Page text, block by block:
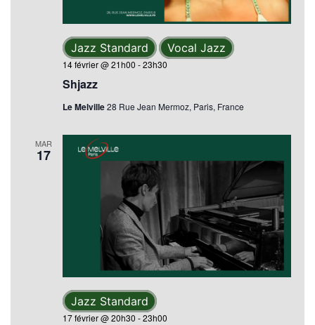
Shjazz
14 février @ 21h00 -23h30
Jazz Standard Vocal Jazz
Le Melville28 Rue Jean Mermoz, Paris, France
MAR
17
17 février @ 20h30 -23h00
Jazz Standard